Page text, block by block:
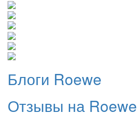
Блоги Roewe
Отзывы на Roewe